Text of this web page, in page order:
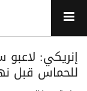
إنريكي:
للحماس قبل